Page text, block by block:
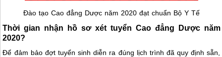
Đào tạo Cao đẳng Dược năm 2020 đạt chuẩn Bộ Y Tế
Thời gian nhận hồ sơ xét tuyển Cao đẳng Dược năm
2020?
Để đảm bảo đợt tuyển sinh diễn ra đúng lịch trình đã quy định sẵn,